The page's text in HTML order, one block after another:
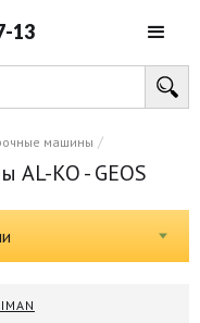
13
машины /
KO - GEOS